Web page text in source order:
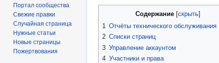
Содержание
1
Отчёты технического обслуживания
2 Списки страниц
3 Управление аккаунтом
4 Участники и права
Портал сообщества
Свежие правки
Случайная страница
Нужные статьи
Новые страницы
Пожертвования